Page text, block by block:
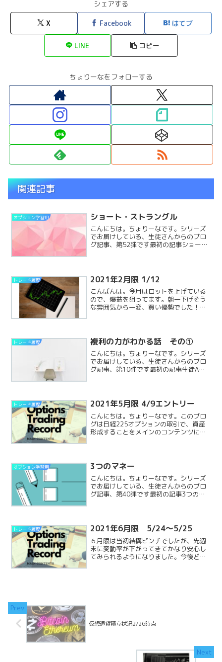
シェアする
X Facebook はてブ
LINE コピー
ちょりーなをフォローする
関連記事
オプション学習用 ショート・ストラングル
こんにちは。ちょりーなです。シリーズ
でお届けしている、生徒さんからのブロ
グ記事、第52弾です最初の記事ショー
す。行使価格の異なったコReadMore...
トレード履歴 2021年2月限 1/12
こんばんは。今月はロットを上げている
ので、爆益を狙ってます。朝一下げそう
な雰囲気から一変、買い優勢でした！ヘ
トレード履歴 複利の力がわかる話 その①
こんにちは。ちょりーなです。シリーズ
でお届けしている、生徒さんからのブロ
グ記事、第10弾です最初の記事生徒Aさ
ック複利の力を表すエピソReadMore...
トレード履歴 2021年5月限 4/9エントリー
こんにちは。ちょりーなです。このブロ
グは日経225オプションの取引で、資産
形成することをメインのコンテンツにし
はしっかりエントReadMore...
オプション学習用 3つのマネー
こんにちは。ちょりーなです。シリーズ
でお届けしている、生徒さんからのブロ
グ記事、第40弾です最初の記事3つのマ
上昇して利益を狙ReadMore...
トレード履歴 2021年6月限 5/24～5/25
６月限は当初結構ピンチでしたが、先週
末に変動率が下がってきてかなり安心し
てみられるようになりました。今後どう
仮想通貨積立状況2/26時点